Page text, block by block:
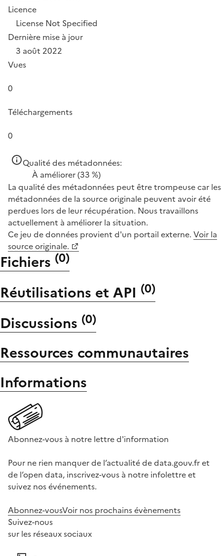
Licence
License Not Specified
Dernière mise à jour
3 août 2022
Vues
0
Téléchargements
0
Qualité des métadonnées:
À améliorer(33 %)
La qualité des métadonnées peut être trompeuse car les
métadonnées de la source originale peuvent avoir été
perdues lors de leur récupération. Nous travaillons
actuellement à améliorer la situation.
Ce jeu de données provient d'un portail externe. Voir la
source originale.
Fichiers (0)
Réutilisations et API (0)
Discussions (0)
Ressources communautaires
Informations
Abonnez-vous à notre lettre d'information
Pour ne rien manquer de l’actualité de data.gouv.fr et
de l’open data, inscrivez-vous à notre infolettre et
suivez nos événements.
Abonnez-vousVoir nos prochains évènements
Suivez-nous
sur les réseaux sociaux